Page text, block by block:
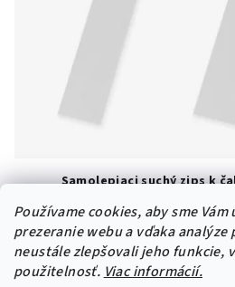
Používame cookies, aby sme
prezeranie webu a vďaka
neustále zlepšovali jeho funkcie,
použitelnosť. Viac informácií.
Samolepiaci suchý zips k
1,97 €
Jednotková
cena:
0,99 € / 1 ks
(13)